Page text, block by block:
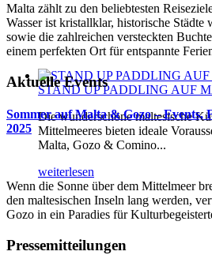
STAND UP PADDLING AUF
Die wunderschöne maltesische
Mittelmeeres bieten ideale
Malta, Gozo & Comino...
weiterlesen
Malta zählt zu den beliebtesten
Wasser ist kristallklar, historische Städte
sowie die zahlreichen versteckten
einem perfekten Ort für entspannte
Aktuelle Events
Sommer auf Malta & Gozo – Events,
2025
Wenn die Sonne über dem Mittelmeer
den maltesischen Inseln lang werden,
Gozo in ein Paradies für
Pressemitteilungen